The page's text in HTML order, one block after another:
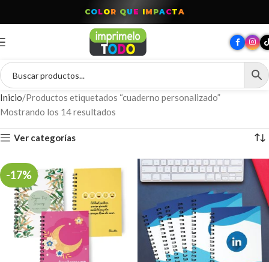
TODO P ARA TU MARCA
Inicio Productos etiquetados “cuaderno personalizado”
Mostrando los 14 resultados
Ver categorías
-17%